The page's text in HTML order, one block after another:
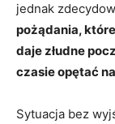
jednak
pożądania,
daje złudne
czasie opętać
Sytuacja bez